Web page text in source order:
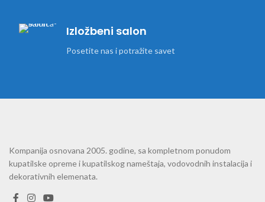
Izložbeni salon
Posetite nas i potražite savet
Kompanija osnovana 2005. godine, sa kompletnom ponudom
kupatilske opreme i kupatilskog nameštaja, vodovodnih instalacija i
dekorativnih elemenata.